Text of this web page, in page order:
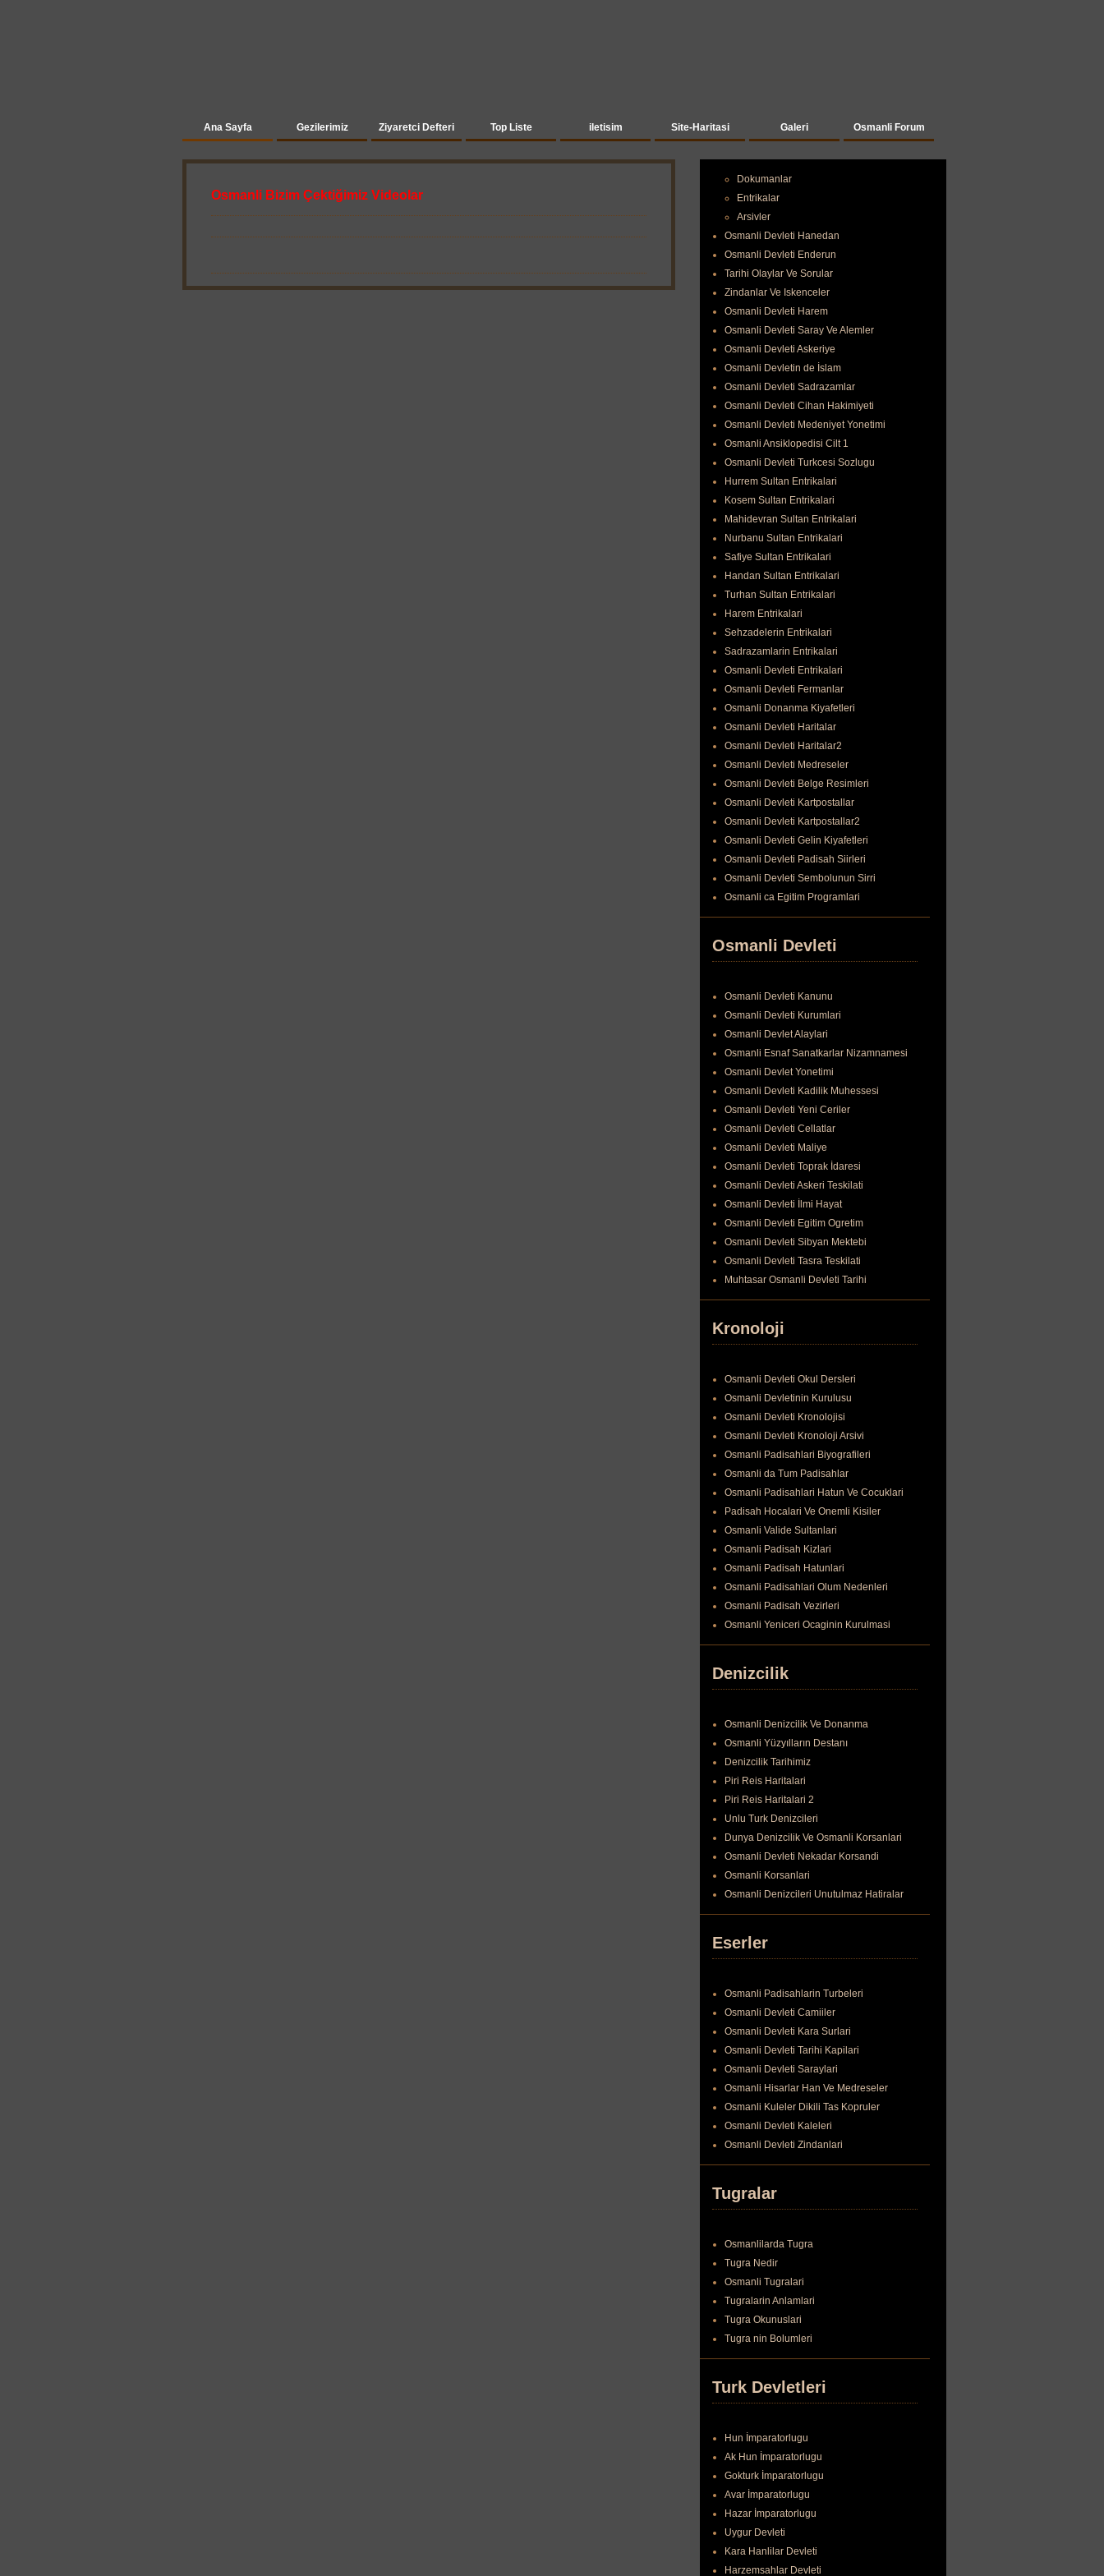
Ana Sayfa Gezilerimiz Ziyaretci Defteri Top Liste iletisim Site-Haritasi Galeri Osmanli Forum
Osmanli Bizim Çektiğimiz Videolar
Dokumanlar
Entrikalar
Arsivler
Osmanli Devleti Hanedan
Osmanli Devleti Enderun
Tarihi Olaylar Ve Sorular
Zindanlar Ve Iskenceler
Osmanli Devleti Harem
Osmanli Devleti Saray Ve Alemler
Osmanli Devleti Askeriye
Osmanli Devletin de İslam
Osmanli Devleti Sadrazamlar
Osmanli Devleti Cihan Hakimiyeti
Osmanli Devleti Medeniyet Yonetimi
Osmanli Ansiklopedisi Cilt 1
Osmanli Devleti Turkcesi Sozlugu
Hurrem Sultan Entrikalari
Kosem Sultan Entrikalari
Mahidevran Sultan Entrikalari
Nurbanu Sultan Entrikalari
Safiye Sultan Entrikalari
Handan Sultan Entrikalari
Turhan Sultan Entrikalari
Harem Entrikalari
Sehzadelerin Entrikalari
Sadrazamlarin Entrikalari
Osmanli Devleti Entrikalari
Osmanli Devleti Fermanlar
Osmanli Donanma Kiyafetleri
Osmanli Devleti Haritalar
Osmanli Devleti Haritalar2
Osmanli Devleti Medreseler
Osmanli Devleti Belge Resimleri
Osmanli Devleti Kartpostallar
Osmanli Devleti Kartpostallar2
Osmanli Devleti Gelin Kiyafetleri
Osmanli Devleti Padisah Siirleri
Osmanli Devleti Sembolunun Sirri
Osmanli ca Egitim Programlari
Osmanli Devleti
Osmanli Devleti Kanunu
Osmanli Devleti Kurumlari
Osmanli Devlet Alaylari
Osmanli Esnaf Sanatkarlar Nizamnamesi
Osmanli Devlet Yonetimi
Osmanli Devleti Kadilik Muhessesi
Osmanli Devleti Yeni Ceriler
Osmanli Devleti Cellatlar
Osmanli Devleti Maliye
Osmanli Devleti Toprak İdaresi
Osmanli Devleti Askeri Teskilati
Osmanli Devleti İlmi Hayat
Osmanli Devleti Egitim Ogretim
Osmanli Devleti Sibyan Mektebi
Osmanli Devleti Tasra Teskilati
Muhtasar Osmanli Devleti Tarihi
Kronoloji
Osmanli Devleti Okul Dersleri
Osmanli Devletinin Kurulusu
Osmanli Devleti Kronolojisi
Osmanli Devleti Kronoloji Arsivi
Osmanli Padisahlari Biyografileri
Osmanli da Tum Padisahlar
Osmanli Padisahlari Hatun Ve Cocuklari
Padisah Hocalari Ve Onemli Kisiler
Osmanli Valide Sultanlari
Osmanli Padisah Kizlari
Osmanli Padisah Hatunlari
Osmanli Padisahlari Olum Nedenleri
Osmanli Padisah Vezirleri
Osmanli Yeniceri Ocaginin Kurulmasi
Denizcilik
Osmanli Denizcilik Ve Donanma
Osmanli Yüzyılların Destanı
Denizcilik Tarihimiz
Piri Reis Haritalari
Piri Reis Haritalari 2
Unlu Turk Denizcileri
Dunya Denizcilik Ve Osmanli Korsanlari
Osmanli Devleti Nekadar Korsandi
Osmanli Korsanlari
Osmanli Denizcileri Unutulmaz Hatiralar
Eserler
Osmanli Padisahlarin Turbeleri
Osmanli Devleti Camiiler
Osmanli Devleti Kara Surlari
Osmanli Devleti Tarihi Kapilari
Osmanli Devleti Saraylari
Osmanli Hisarlar Han Ve Medreseler
Osmanli Kuleler Dikili Tas Kopruler
Osmanli Devleti Kaleleri
Osmanli Devleti Zindanlari
Tugralar
Osmanlilarda Tugra
Tugra Nedir
Osmanli Tugralari
Tugralarin Anlamlari
Tugra Okunuslari
Tugra nin Bolumleri
Turk Devletleri
Hun İmparatorlugu
Ak Hun İmparatorlugu
Gokturk İmparatorlugu
Avar İmparatorlugu
Hazar İmparatorlugu
Uygur Devleti
Kara Hanlilar Devleti
Harzemsahlar Devleti